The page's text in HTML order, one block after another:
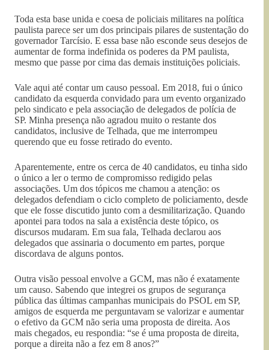
Toda esta base unida e coesa de policiais militares na política
paulista parece ser um dos principais pilares de sustentação do
governador Tarcísio. E essa base não esconde seus desejos de
aumentar de forma indefinida os poderes da PM paulista,
mesmo que passe por cima das demais instituições policiais.
Vale aqui até contar um causo pessoal. Em 2018, fui o único
candidato da esquerda convidado para um evento organizado
pelo sindicato e pela associação de delegados de polícia de
SP. Minha presença não agradou muito o restante dos
candidatos, inclusive de Telhada, que me interrompeu
querendo que eu fosse retirado do evento.
Aparentemente, entre os cerca de 40 candidatos, eu tinha sido
o único a ler o termo de compromisso redigido pelas
associações. Um dos tópicos me chamou a atenção: os
delegados defendiam o ciclo completo de policiamento, desde
que ele fosse discutido junto com a desmilitarização. Quando
apontei para todos na sala a existência deste tópico, os
discursos mudaram. Em sua fala, Telhada declarou aos
delegados que assinaria o documento em partes, porque
discordava de alguns pontos.
Outra visão pessoal envolve a GCM, mas não é exatamente
um causo. Sabendo que integrei os grupos de segurança
pública das últimas campanhas municipais do PSOL em SP,
amigos de esquerda me perguntavam se valorizar e aumentar
o efetivo da GCM não seria uma proposta de direita. Aos
mais chegados, eu respondia: “se é uma proposta de direita,
porque a direita não a fez em 8 anos?”